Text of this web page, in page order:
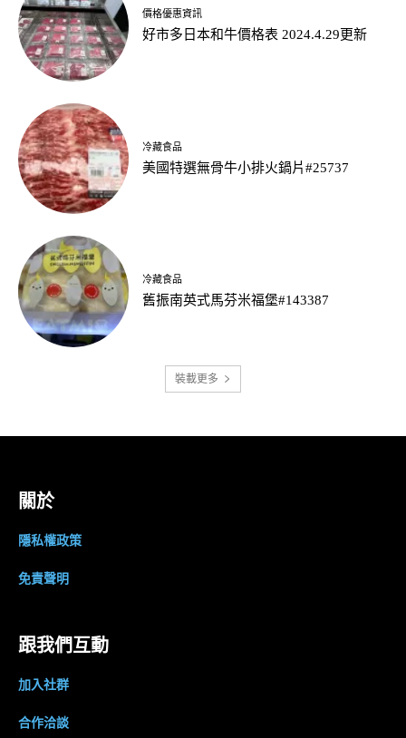
價格優惠資訊
好市多日本和牛價格表 2024.4.29更新
冷藏食品
美國特選無骨牛小排火鍋片#25737
冷藏食品
舊振南英式馬芬米福堡#143387
裝載更多
關於
隱私權政策
免責聲明
跟我們互動
加入社群
合作洽談